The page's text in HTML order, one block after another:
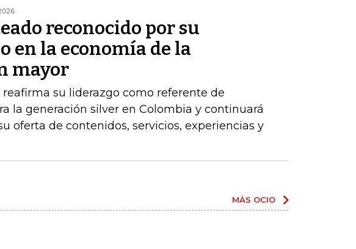
reconocido por su
en la economía de la
mayor
su liderazgo como referente de
la generación silver en Colombia y continuará
oferta de contenidos, servicios, experiencias y
MÁS OCIO